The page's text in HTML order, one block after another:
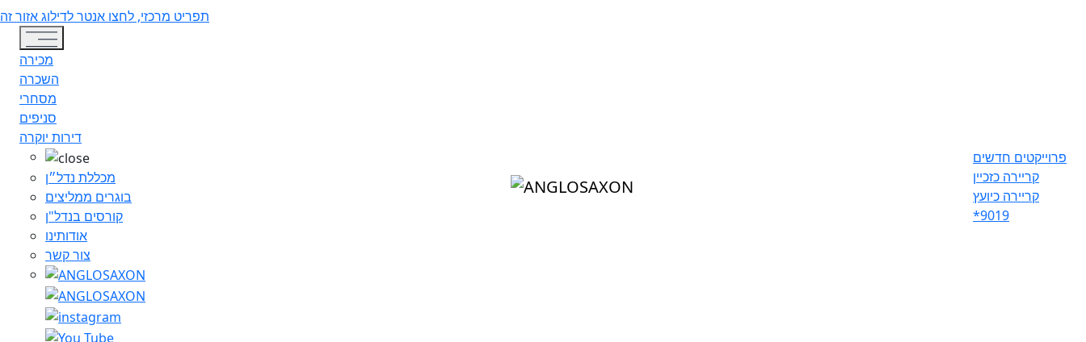
תפריט מרכזי, לחצו אנטר לדילוג אזור זה
Toggle navigation
מכירה
השכרה
מסחרי
סניפים
דירות יוקרה
מכללת נדל״ן
בוגרים ממליצים
קורסים בנדל"ן
אודותינו
צור קשר
פרוייקטים חדשים
קריירה כזכיין
קריירה כיועץ
*9019